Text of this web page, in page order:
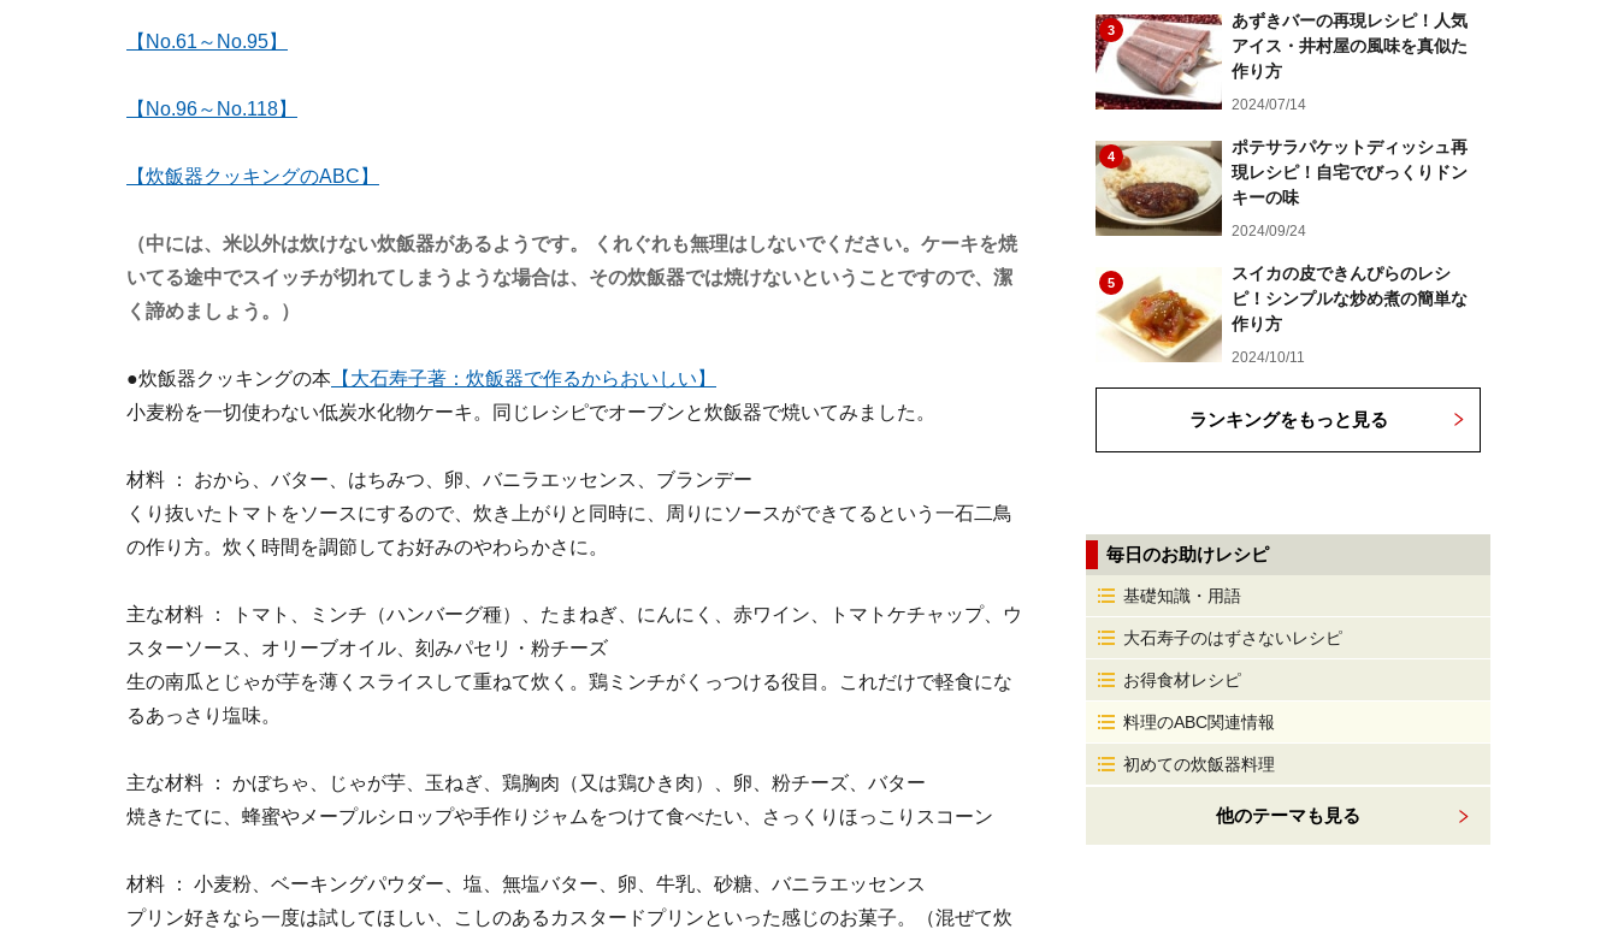
【No.61～No.95】
【No.96～No.118】
【炊飯器クッキングのABC】
（中には、米以外は炊けない炊飯器があるようです。 くれぐれも無理はしないでください。ケーキを焼
いてる途中でスイッチが切れてしまうような場合は、その炊飯器では焼けないということですので、潔
く諦めましょう。）
●炊飯器クッキングの本 【大石寿子著：炊飯器で作るからおいしい】
小麦粉を一切使わない低炭水化物ケーキ。同じレシピでオーブンと炊飯器で焼いてみました。
材料 ： おから、バター、はちみつ、卵、バニラエッセンス、ブランデー
くり抜いたトマトをソースにするので、炊き上がりと同時に、周りにソースができてるという一石二鳥
の作り方。炊く時間を調節してお好みのやわらかさに。
主な材料 ： トマト、ミンチ（ハンバーグ種）、たまねぎ、にんにく、赤ワイン、トマトケチャップ、ウ
スターソース、オリーブオイル、刻みパセリ・粉チーズ
生の南瓜とじゃが芋を薄くスライスして重ねて炊く。鶏ミンチがくっつける役目。これだけで軽食にな
るあっさり塩味。
主な材料 ： かぼちゃ、じゃが芋、玉ねぎ、鶏胸肉（又は鶏ひき肉）、卵、粉チーズ、バター
焼きたてに、蜂蜜やメープルシロップや手作りジャムをつけて食べたい、さっくりほっこりスコーン
材料 ： 小麦粉、ベーキングパウダー、塩、無塩バター、卵、牛乳、砂糖、バニラエッセンス
プリン好きなら一度は試してほしい、こしのあるカスタードプリンといった感じのお菓子。（混ぜて炊
3
あずきバーの再現レシピ！人気
アイス・井村屋の風味を真似た
作り方
2024/07/14
4
ポテサラパケットディッシュ再
現レシピ！自宅でびっくりドン
キーの味
2024/09/24
5
スイカの皮できんぴらのレシ
ピ！シンプルな炒め煮の簡単な
作り方
2024/10/11
ランキングをもっと見る
毎日のお助けレシピ
基礎知識・用語
大石寿子のはずさないレシピ
お得食材レシピ
料理のABC関連情報
初めての炊飯器料理
他のテーマも見る